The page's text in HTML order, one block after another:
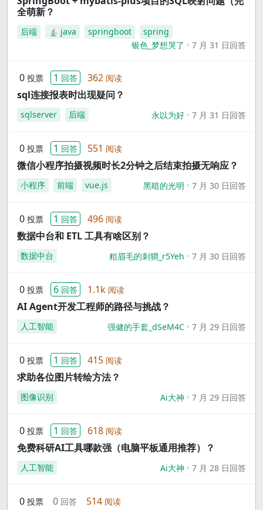
全萌新？
后端 java springboot
spring
银色_梦想哭了
7 月 31 日回答
0 投票 1 回答 362 阅读
sql连接报表时出现疑问？
sqlserver 后端 永以为好 7 月 31 日回答
0 投票 1 回答 551 阅读
微信小程序拍摄视频时长2分钟之后结束拍摄无响应？
小程序 前端 vue.js 黑暗的光明 7 月 30 日回答
0 投票 1 回答 496 阅读
数据中台和 ETL 工具有啥区别？
数据中台 粗眉毛的刺猬_r5Yeh 7 月 30 日回答
0 投票 6 回答 1.1k 阅读
AI Agent开发工程师的路径与挑战？
人工智能 强健的手套_dSeM4C 7 月 29 日回答
0 投票 1 回答 415 阅读
求助各位图片转绘方法？
图像识别 Ai大神 7 月 29 日回答
0 投票 1 回答 618 阅读
免费科研AI工具哪款强（电脑平板通用推荐）？
人工智能 Ai大神 7 月 28 日回答
0 投票 0 回答 514 阅读